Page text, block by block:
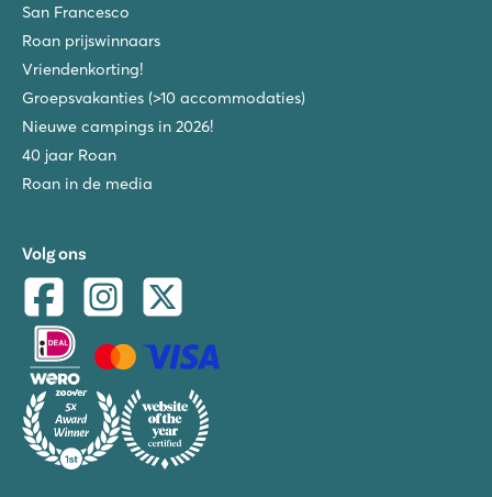
San Francesco
Roan prijswinnaars
Vriendenkorting!
Groepsvakanties (>10 accommodaties)
Nieuwe campings in 2026!
40 jaar Roan
Roan in de media
Volg ons